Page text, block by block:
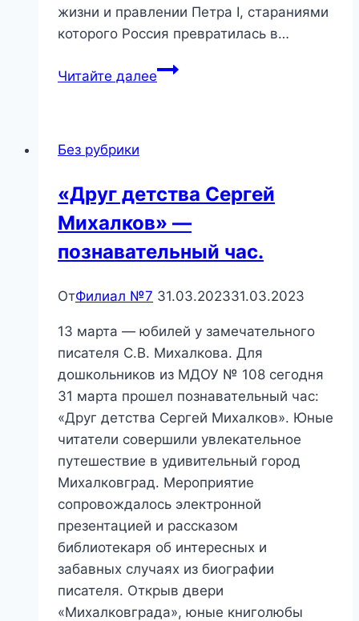
жизни и правлении Петра I, стараниями
которого Россия превратилась в…
Читайте далее«Первый
Без рубрики
«Друг детства Сергей
Михалков» —
познавательный час.
ОтФилиал №7 31.03.202331.03.2023
13 марта — юбилей у замечательного
писателя С.В. Михалкова. Для
дошкольников из МДОУ № 108 сегодня
31 марта прошел познавательный час:
«Друг детства Сергей Михалков». Юные
читатели совершили увлекательное
путешествие в удивительный город
Михалковград. Мероприятие
сопровождалось электронной
презентацией и рассказом
библиотекаря об интересных и
забавных случаях из биографии
писателя. Открыв двери
«Михалковграда», юные книголюбы